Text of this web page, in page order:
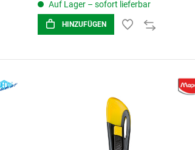
Auf Lager – sofort lieferbar
HINZUFÜGEN